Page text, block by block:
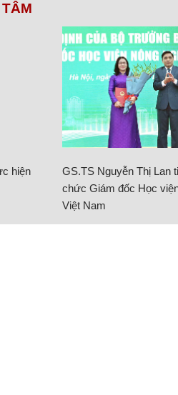
hiện
GS.TS Nguyễn Thị Lan
chức Giám đốc Học
Việt Nam